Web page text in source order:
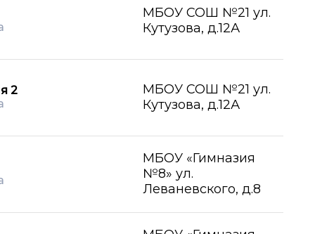
МБОУ СОШ №21 ул.
Кутузова, д.12А
2
МБОУ СОШ №21 ул.
Кутузова, д.12А
МБОУ «Гимназия
№8» ул.
Леваневского, д.8